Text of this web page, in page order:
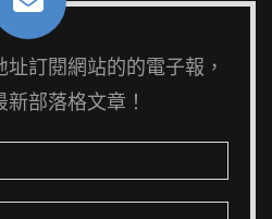
訂閱網站的的電子報，
新部落格文章！